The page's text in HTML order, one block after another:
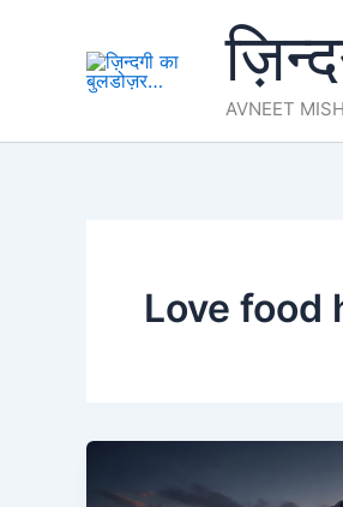
AVNEET
Love food